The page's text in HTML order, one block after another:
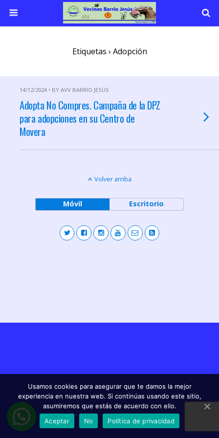
Etiquetas › Adopción
14/12/2024 • BY AVV BARRIO JESÚS
Adopta No Compres. Campaña de la DPZ
para adopciones en su Centro de
Movera
Volver arriba
Móvil Escritorio
Usamos cookies para asegurar que te damos la mejor
experiencia en nuestra web. Si continúas usando este sitio,
asumiremos que estás de acuerdo con ello.
Aceptar
No Política de privacidad